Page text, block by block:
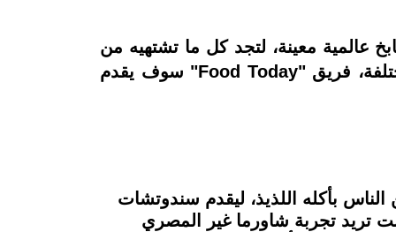
معينة، لتجد كل ما تشتهيه من
الأكلات والوجبات المختلفة في هذه المطاعم، ولكي لا تحتار بين مطاعم الزمالك والأكلات المختلفة، فريق "Food Today" سوف يقدم
الناس بأكله اللذيذ، ليقدم سندوتشات
تريد تجربة شاورما غير المصري